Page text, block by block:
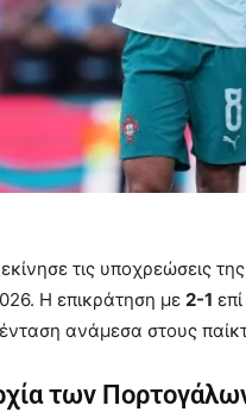
τις υποχρεώσεις
Η επικράτηση με 2-1
ανάμεσα στους
των